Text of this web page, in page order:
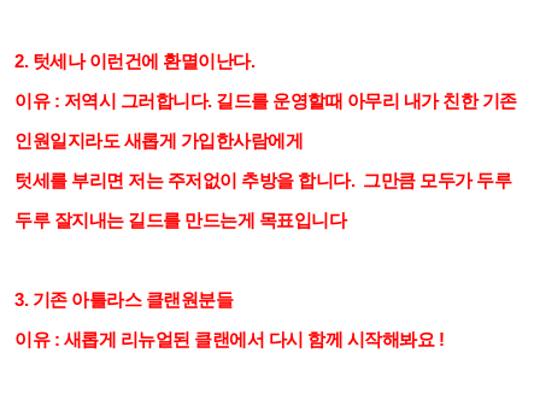
2. 텃세나 이런건에 환멸이난다.
이유 : 저역시 그러합니다. 길드를 운영할때 아무리 내가 친한 기존
인원일지라도 새롭게 가입한사람에게
텃세를 부리면 저는 주저없이 추방을 합니다. 그만큼 모두가 두루
두루 잘지내는 길드를 만드는게 목표입니다
3. 기존 아틀라스 클랜원분들
이유 : 새롭게 리뉴얼된 클랜에서 다시 함께 시작해봐요 !